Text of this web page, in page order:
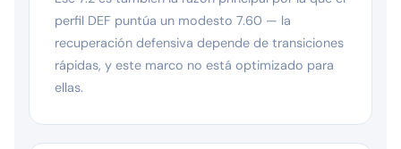
perfil DEF puntúa un modesto 7.60 — la
recuperación defensiva depende de transiciones
rápidas, y este marco no está optimizado para
ellas.